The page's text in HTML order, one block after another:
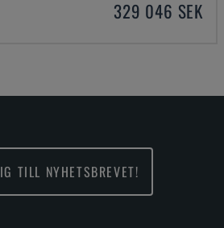
329 046 SEK
TILL NYHETSBREVET!